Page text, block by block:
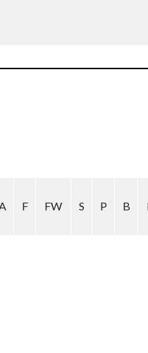
F FW S P B